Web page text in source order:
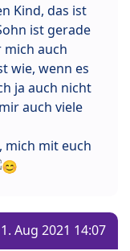
Kind, das ist
ist gerade
auch
wie, wenn es
ja auch nicht
auch viele
mich mit euch
Aug 2021 14:07